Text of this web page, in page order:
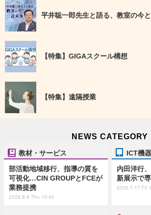
平井聡一郎先生と語る、教室の今
【特集】GIGAスクール構想
【特集】遠隔授業
NEWS CATEGORY
教材・サービス
部活動地域移行、指導の質を
可視化…CIN GROUPとFCEが
業務提携
2026.8.6 Thu 15:45
ICT機器
内田洋行
新展示で
2026.7.17 Fri